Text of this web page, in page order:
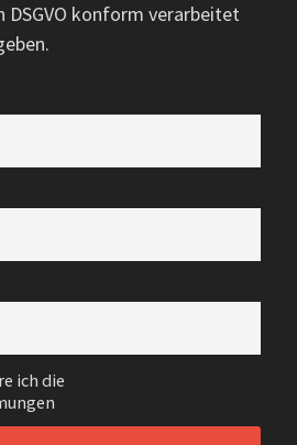
DSGVO konform verarbeitet
ich die